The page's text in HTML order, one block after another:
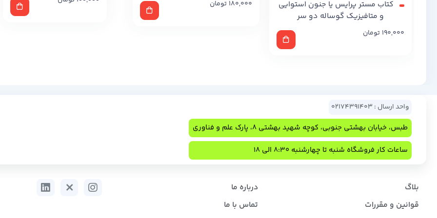
کتاب مستر پرایس یا جنون استوایی
و متافیزیک گوساله دو سر
190,000 تومان
180,000 تومان
واحد ارسال : 02174391403
طبس، خیابان بهشتی جنوبی، کوچه شهید بهشتی 8، پارک علم و فناوری
ساعات کار فروشگاه شنبه تا چهارشنبه 8:30 الی 18
بلاگ
درباره ما
قوانین و مقررات
تماس با ما